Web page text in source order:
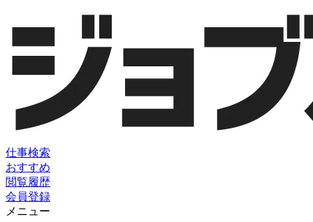
仕事検索
おすすめ
閲覧履歴
会員登録
メニュー